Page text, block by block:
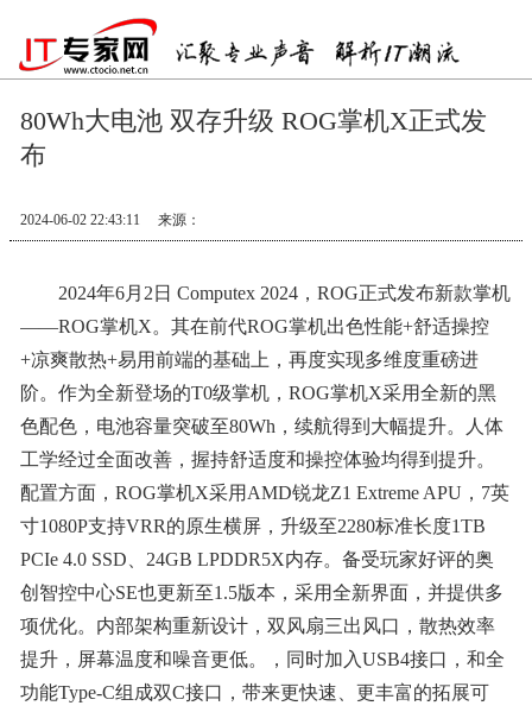
80Wh大电池 双存升级 ROG掌机X正式发
布
2024-06-02 22:43:11 来源：
2024年6月2日 Computex 2024，ROG正式发布新款掌机
——ROG掌机X。其在前代ROG掌机出色性能+舒适操控
+凉爽散热+易用前端的基础上，再度实现多维度重磅进
阶。作为全新登场的T0级掌机，ROG掌机X采用全新的黑
色配色，电池容量突破至80Wh，续航得到大幅提升。人体
工学经过全面改善，握持舒适度和操控体验均得到提升。
配置方面，ROG掌机X采用AMD锐龙Z1 Extreme APU，7英
寸1080P支持VRR的原生横屏，升级至2280标准长度1TB
PCIe 4.0 SSD、24GB LPDDR5X内存。备受玩家好评的奥
创智控中心SE也更新至1.5版本，采用全新界面，并提供多
项优化。内部架构重新设计，双风扇三出风口，散热效率
提升，屏幕温度和噪音更低。，同时加入USB4接口，和全
功能Type-C组成双C接口，带来更快速、更丰富的拓展可